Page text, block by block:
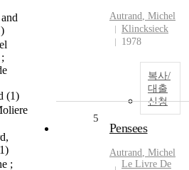
(1)
;
Autrand, Michel
Klincksieck
1978
복사/
대출
신청
5
Pensees
Autrand, Michel
Le Livre De